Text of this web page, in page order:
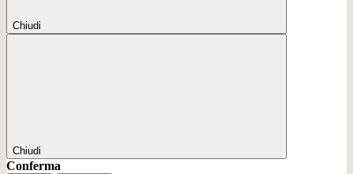
Chiudi
Chiudi
Conferma